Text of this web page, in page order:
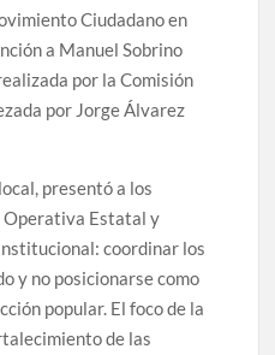
Ciudadano en
a Manuel Sobrino
por la Comisión
por Jorge Álvarez
presentó a los
Operativa Estatal y
coordinar los
y no posicionarse como
popular. El foco de la
de las